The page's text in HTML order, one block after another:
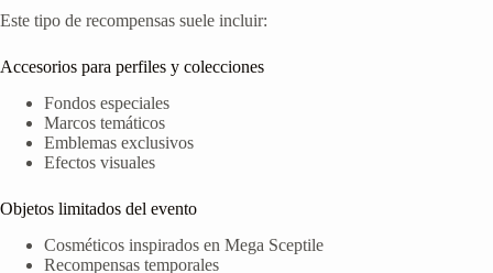
Este tipo de recompensas suele incluir:
Accesorios para perfiles y colecciones
Fondos especiales
Marcos temáticos
Emblemas exclusivos
Efectos visuales
Objetos limitados del evento
Cosméticos inspirados en Mega Sceptile
Recompensas temporales